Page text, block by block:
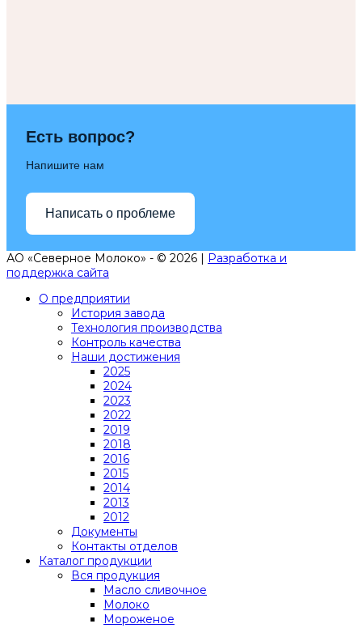
Есть вопрос?
Напишите нам
Написать о проблеме
АО «Северное Молоко» - © 2026 | Разработка и
поддержка сайта
О предприятии
История завода
Технология производства
Контроль качества
Наши достижения
2025
2024
2023
2022
2019
2018
2016
2015
2014
2013
2012
Документы
Контакты отделов
Каталог продукции
Вся продукция
Масло сливочное
Молоко
Мороженое